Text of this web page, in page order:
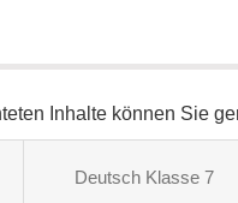
Inhalte können Sie
Deutsch Klasse 7